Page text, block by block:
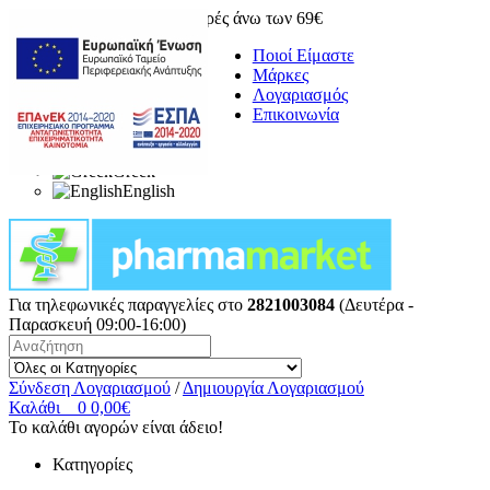
Δωρεάν μεταφορικά για αγορές άνω των 69€
Ποιοί Είμαστε
Μάρκες
Λογαριασμός
Επικοινωνία
Greek
English
Για τηλεφωνικές παραγγελίες στο 2821003084 (Δευτέρα -
Παρασκευή 09:00-16:00)
Σύνδεση Λογαριασμού / Δημιουργία Λογαριασμού
Καλάθι
0 0,00€
Το καλάθι αγορών είναι άδειο!
Κατηγορίες